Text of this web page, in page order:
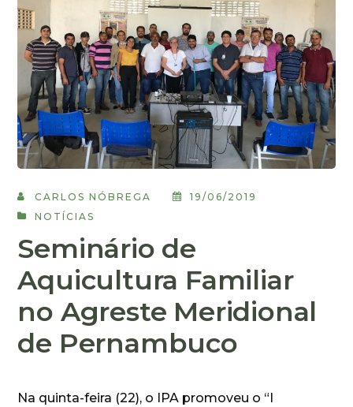
CARLOS NÓBREGA
19/06/2019
NOTÍCIAS
Seminário de
Aquicultura Familiar
no Agreste Meridional
de Pernambuco
Na quinta-feira (22), o IPA promoveu o “I